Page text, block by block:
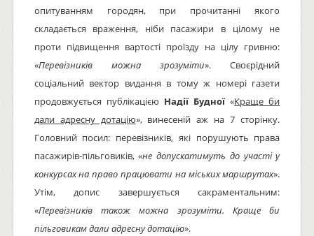
опитуванням городян, при прочитанні якого
складається враження, ніби пасажири в цілому не
проти підвищення вартості проїзду на цілу гривню:
«Перевізників можна зрозуміти». Своєрідний
соціальний вектор видання в тому ж номері газети
продовжується публікацією Надії Будної «Краще би
дали адресну дотацію», винесеній аж на 7 сторінку.
Головний посил: перевізників, які порушують права
пасажирів-пільговиків, «не допускатимуть до участі у
конкурсах на право працювати на міських маршрутах».
Утім, допис завершується сакраментальним:
«Перевізників також можна зрозуміти. Краще би
пільговикам дали адресну дотацію».